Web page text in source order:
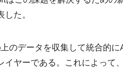
た。
のデータを収集して統合的
イヤーである。これによって